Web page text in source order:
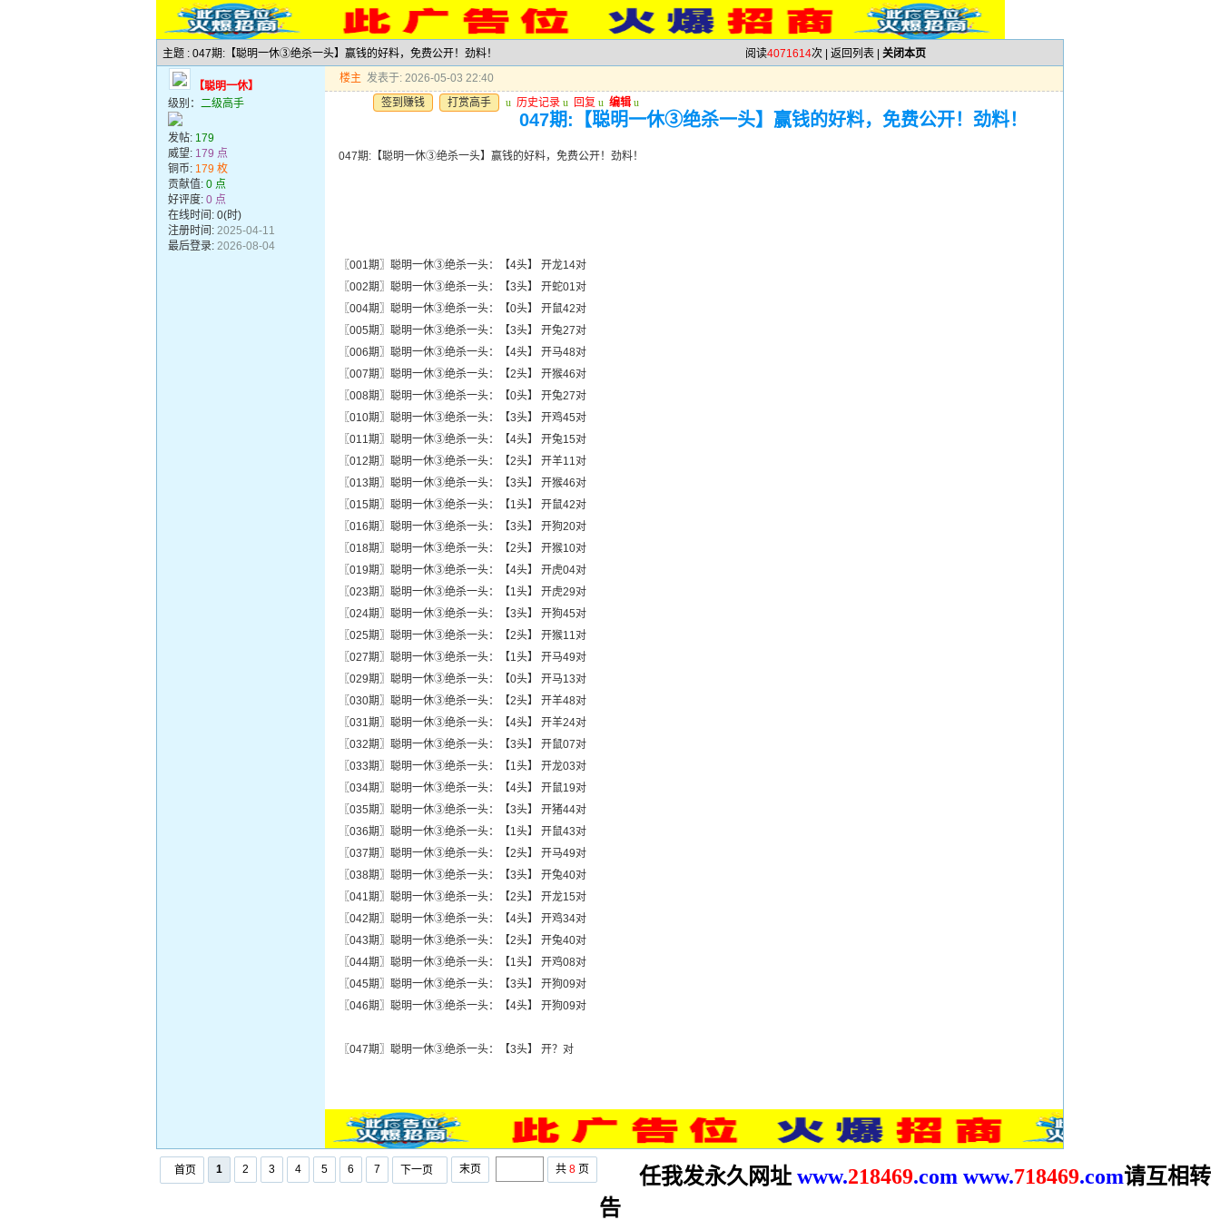
主题 : 047期:【聪明一休③绝杀一头】赢钱的好料，免费公开！劲料！ 阅读4071614次 | 返回列表 关闭本页
【聪明一休】
级别： 二级高手
发帖: 179
威望: 179 点
铜币: 179 枚
贡献值: 0 点
好评度: 0 点
在线时间: 0(时)
注册时间: 2025-04-11
最后登录: 2026-08-04
楼主 发表于: 2026-05-03 22:40
签到赚钱
打赏高手 u 历史记录 u 回复 u 编辑 u
047期:【聪明一休③绝杀一头】赢钱的好料，免费公开！劲料！
047期:【聪明一休③绝杀一头】赢钱的好料，免费公开！劲料！
〖001期〗聪明一休③绝杀一头：【4头】 开龙14对
〖002期〗聪明一休③绝杀一头：【3头】 开蛇01对
〖004期〗聪明一休③绝杀一头：【0头】 开鼠42对
〖005期〗聪明一休③绝杀一头：【3头】 开兔27对
〖006期〗聪明一休③绝杀一头：【4头】 开马48对
〖007期〗聪明一休③绝杀一头：【2头】 开猴46对
〖008期〗聪明一休③绝杀一头：【0头】 开兔27对
〖010期〗聪明一休③绝杀一头：【3头】 开鸡45对
〖011期〗聪明一休③绝杀一头：【4头】 开兔15对
〖012期〗聪明一休③绝杀一头：【2头】 开羊11对
〖013期〗聪明一休③绝杀一头：【3头】 开猴46对
〖015期〗聪明一休③绝杀一头：【1头】 开鼠42对
〖016期〗聪明一休③绝杀一头：【3头】 开狗20对
〖018期〗聪明一休③绝杀一头：【2头】 开猴10对
〖019期〗聪明一休③绝杀一头：【4头】 开虎04对
〖023期〗聪明一休③绝杀一头：【1头】 开虎29对
〖024期〗聪明一休③绝杀一头：【3头】 开狗45对
〖025期〗聪明一休③绝杀一头：【2头】 开猴11对
〖027期〗聪明一休③绝杀一头：【1头】 开马49对
〖029期〗聪明一休③绝杀一头：【0头】 开马13对
〖030期〗聪明一休③绝杀一头：【2头】 开羊48对
〖031期〗聪明一休③绝杀一头：【4头】 开羊24对
〖032期〗聪明一休③绝杀一头：【3头】 开鼠07对
〖033期〗聪明一休③绝杀一头：【1头】 开龙03对
〖034期〗聪明一休③绝杀一头：【4头】 开鼠19对
〖035期〗聪明一休③绝杀一头：【3头】 开猪44对
〖036期〗聪明一休③绝杀一头：【1头】 开鼠43对
〖037期〗聪明一休③绝杀一头：【2头】 开马49对
〖038期〗聪明一休③绝杀一头：【3头】 开兔40对
〖041期〗聪明一休③绝杀一头：【2头】 开龙15对
〖042期〗聪明一休③绝杀一头：【4头】 开鸡34对
〖043期〗聪明一休③绝杀一头：【2头】 开兔40对
〖044期〗聪明一休③绝杀一头：【1头】 开鸡08对
〖045期〗聪明一休③绝杀一头：【3头】 开狗09对
〖046期〗聪明一休③绝杀一头：【4头】 开狗09对
〖047期〗聪明一休③绝杀一头：【3头】 开？对
首页 1 2 3 4 5 6 7 下一页 末页 共 8 页 任我发永久网址 www.218469.com www.718469.com请互相转
告